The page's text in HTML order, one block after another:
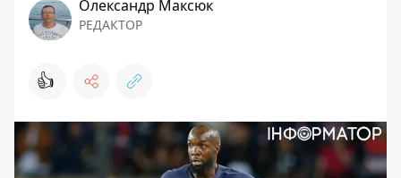
Олександр Максюк
РЕДАКТОР
👍